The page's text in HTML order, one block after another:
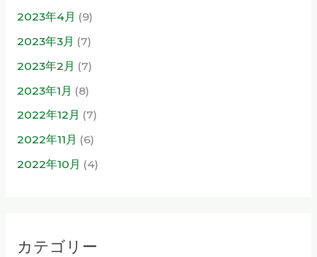
2023年4月 (9)
2023年3月 (7)
2023年2月 (7)
2023年1月 (8)
2022年12月 (7)
2022年11月 (6)
2022年10月 (4)
カテゴリー